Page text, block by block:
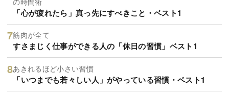
「心が疲れたら」真っ先にすべきこと・ベスト1
筋肉が全て
すさまじく仕事ができる人の「休日の習慣」ベスト1
あきれるほど小さい習慣
「いつまでも若々しい人」がやっている習慣・ベスト1